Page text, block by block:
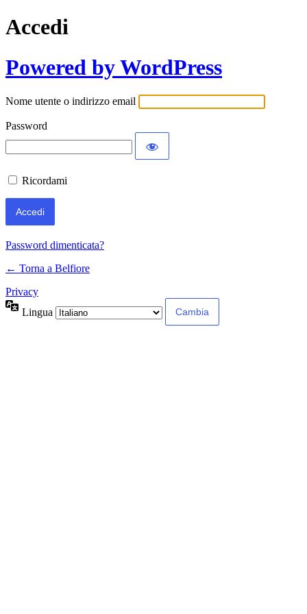
Accedi
Powered by WordPress
Nome utente o indirizzo email
Password
Ricordami
Password dimenticata?
← Torna a Belfiore
Privacy
Lingua